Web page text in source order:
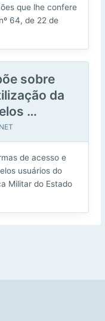
que lhe confere
64, de 22 de
sobre
da
…
de acesso e
usuários do
Militar do Estado